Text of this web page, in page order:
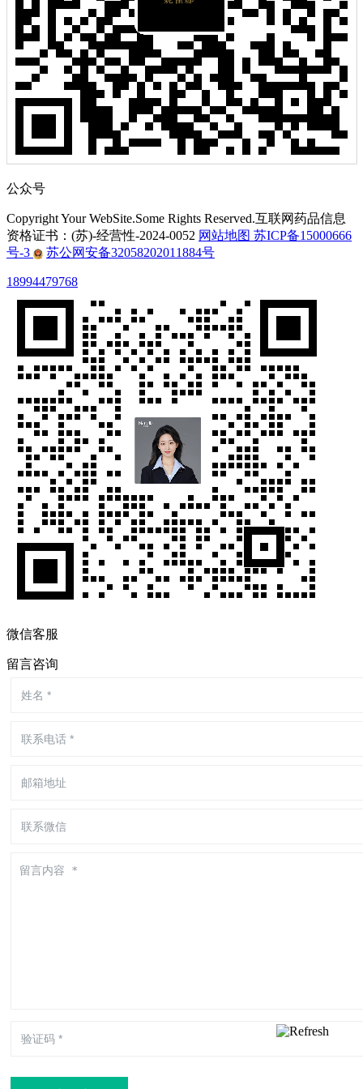
公众号
Copyright Your WebSite.Some Rights Reserved.互联网药品信息
资格证书：(苏)-经营性-2024-0052 网站地图 苏ICP备15000666
号-3
苏公网安备32058202011884号
18994479768
微信客服
留言咨询